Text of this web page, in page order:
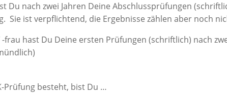
Du nach zwei Jahren Deine Abschlussprüfungen
Sie ist verpflichtend, die Ergebnisse zählen aber noch
frau hast Du Deine ersten Prüfungen (schriftlich) nach
Prüfung besteht, bist Du …